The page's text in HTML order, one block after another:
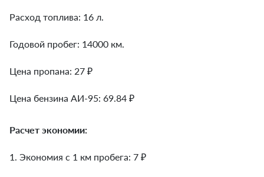
Расход топлива: 16 л.
Годовой пробег: 14000 км.
Цена пропана: 27 ₽
Цена бензина АИ-95: 69.84 ₽
Расчет экономии:
1. Экономия с 1 км пробега: 7 ₽